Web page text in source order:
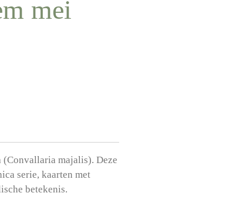
mei
majalis). Deze
serie, kaarten met
betekenis.